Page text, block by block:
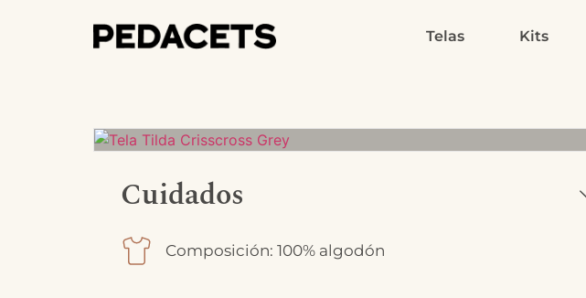
Telas Kits
Cuidados
Composición: 100% algodón